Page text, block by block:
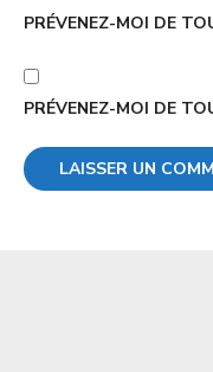
PRÉVENEZ-MOI DE
PRÉVENEZ-MOI DE